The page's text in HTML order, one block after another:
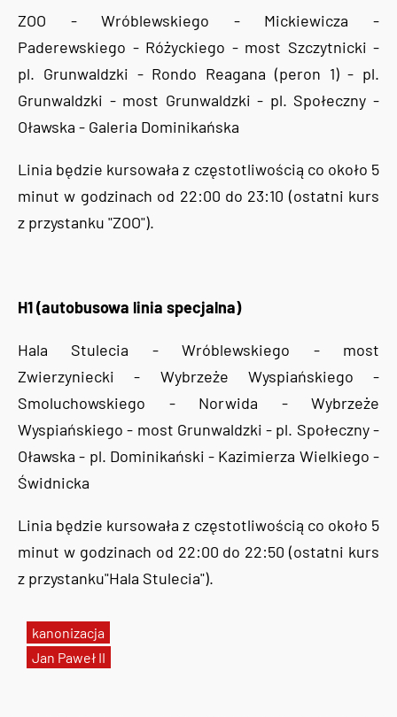
kanonizacja
Jan Paweł II
ZOO - Wróblewskiego - Mickiewicza -
Paderewskiego - Różyckiego - most Szczytnicki -
pl. Grunwaldzki - Rondo Reagana (peron 1) - pl.
Grunwaldzki - most Grunwaldzki - pl. Społeczny -
Oławska - Galeria Dominikańska
Linia będzie kursowała z częstotliwością co około 5
minut w godzinach od 22:00 do 23:10 (ostatni kurs
z przystanku "ZOO").
H1 (autobusowa linia specjalna)
Hala Stulecia - Wróblewskiego - most
Zwierzyniecki - Wybrzeże Wyspiańskiego -
Smoluchowskiego - Norwida - Wybrzeże
Wyspiańskiego - most Grunwaldzki - pl. Społeczny -
Oławska - pl. Dominikański - Kazimierza Wielkiego -
Świdnicka
Linia będzie kursowała z częstotliwością co około 5
minut w godzinach od 22:00 do 22:50 (ostatni kurs
z przystanku"Hala Stulecia").